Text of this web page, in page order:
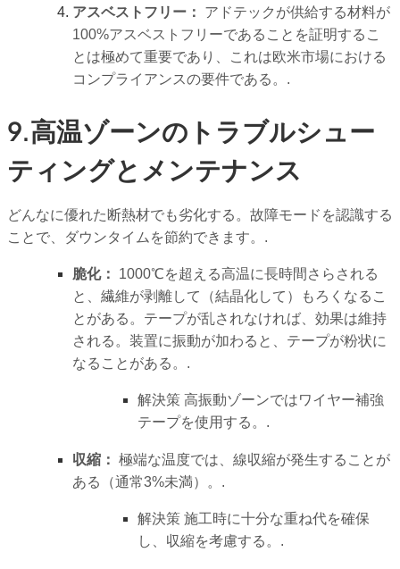
アスベストフリー：
アドテックが供給する材料が
100%アスベストフリーであることを証明するこ
とは極めて重要であり、これは欧米市場における
コンプライアンスの要件である。.
9.高温ゾーンのトラブルシュー
ティングとメンテナンス
どんなに優れた断熱材でも劣化する。故障モードを認識する
ことで、ダウンタイムを節約できます。.
脆化：
1000℃を超える高温に長時間さらされる
と、繊維が剥離して（結晶化して）もろくなるこ
とがある。テープが乱されなければ、効果は維持
される。装置に振動が加わると、テープが粉状に
なることがある。.
解決策 高振動ゾーンではワイヤー補強
テープを使用する。.
収縮： 極端な温度では、線収縮が発生することが
ある（通常3%未満）。.
解決策施工時に十分な重ね代を確保
し、収縮を考慮する。.